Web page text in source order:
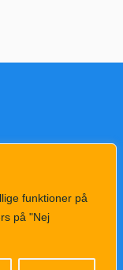
funktioner på
på "Nej